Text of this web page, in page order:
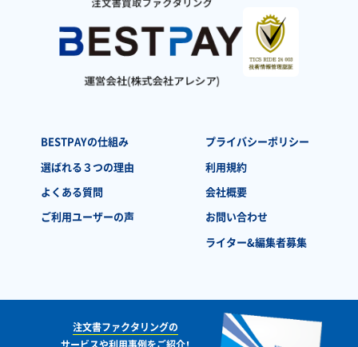
BESTPAYの仕組み
選ばれる３つの理由
よくある質問
ご利用ユーザーの声
プライバシーポリシー
利用規約
会社概要
お問い合わせ
ライター&編集者募集
注文書ファクタリングの